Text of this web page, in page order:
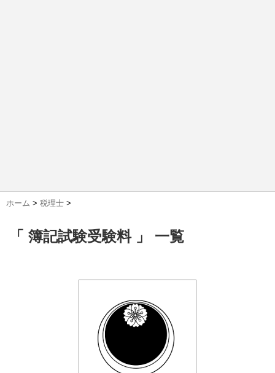
ホーム > 税理士 >
「 簿記試験受験料 」 一覧